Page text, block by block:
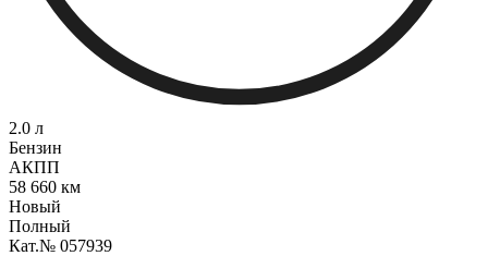
2.0 л
Бензин
АКПП
58 660 км
Новый
Полный
Кат.№ 057939